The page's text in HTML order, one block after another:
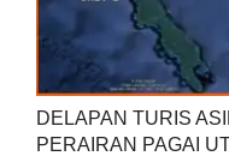
DELAPAN TURIS
PERAIRAN PAGAI